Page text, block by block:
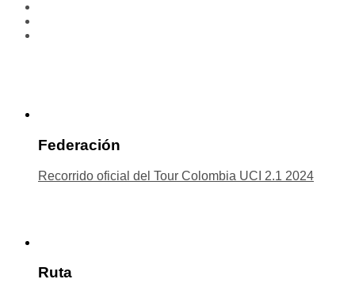
Federación
Recorrido oficial del Tour Colombia UCI 2.1 2024
Ruta